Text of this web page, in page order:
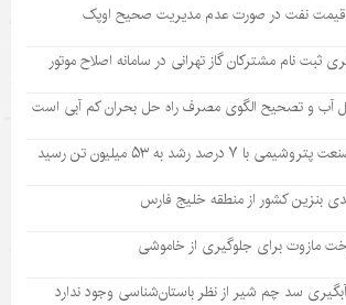
نفت در صورت عدم مدیریت صحیح اوپک
آب و تصحیح الگوی مصرف راه حل بحران کم آبی است
مازوت برای جلوگیری از خاموشی
سد چم شیر از نظر باستان‌شناسی وجود ندارد